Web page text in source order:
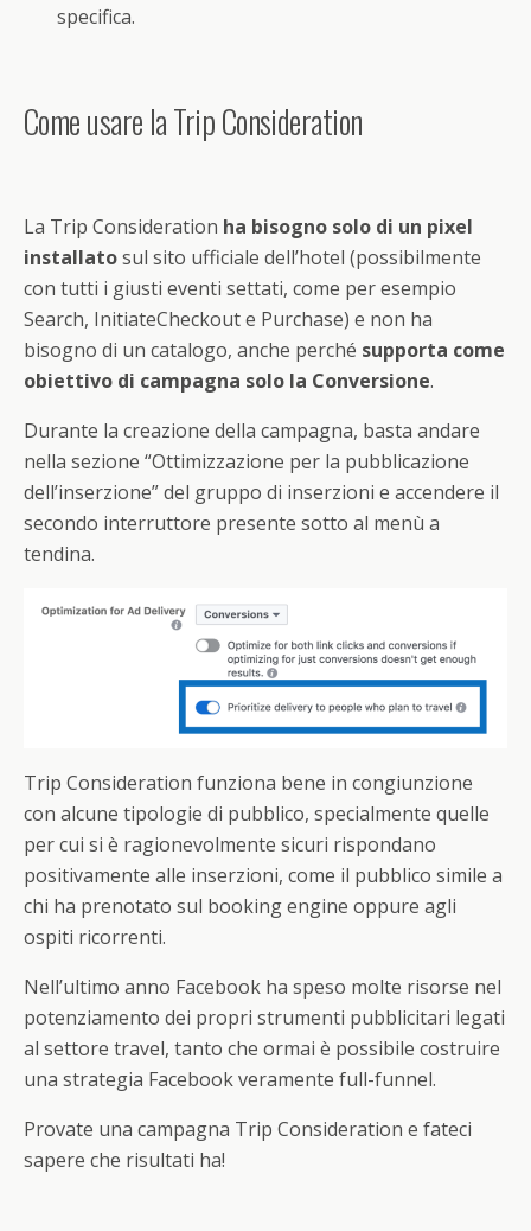
specifica.
Come usare la Trip Consideration
La Trip Consideration ha bisogno solo di un pixel
installatosul sito ufficiale dell’hotel (possibilmente
con tutti i giusti eventi settati, come per esempio
Search, InitiateCheckout e Purchase) e non ha
bisogno di un catalogo, anche perché supporta come
obiettivo di campagna solo la Conversione.
Durante la creazione della campagna, basta andare
nella sezione “Ottimizzazione per la pubblicazione
dell’inserzione” del gruppo di inserzioni e accendere il
secondo interruttore presente sotto al menù a
tendina.
Trip Consideration funziona bene in congiunzione
con alcune tipologie di pubblico, specialmente quelle
per cui si è ragionevolmente sicuri rispondano
positivamente alle inserzioni, come il pubblico simile a
chi ha prenotato sul booking engine oppure agli
ospiti ricorrenti.
Nell’ultimo anno Facebook ha speso molte risorse nel
potenziamento dei propri strumenti pubblicitari legati
al settore travel, tanto che ormai è possibile costruire
una strategia Facebook veramente full-funnel.
Provate una campagna Trip Consideration e fateci
sapere che risultati ha!